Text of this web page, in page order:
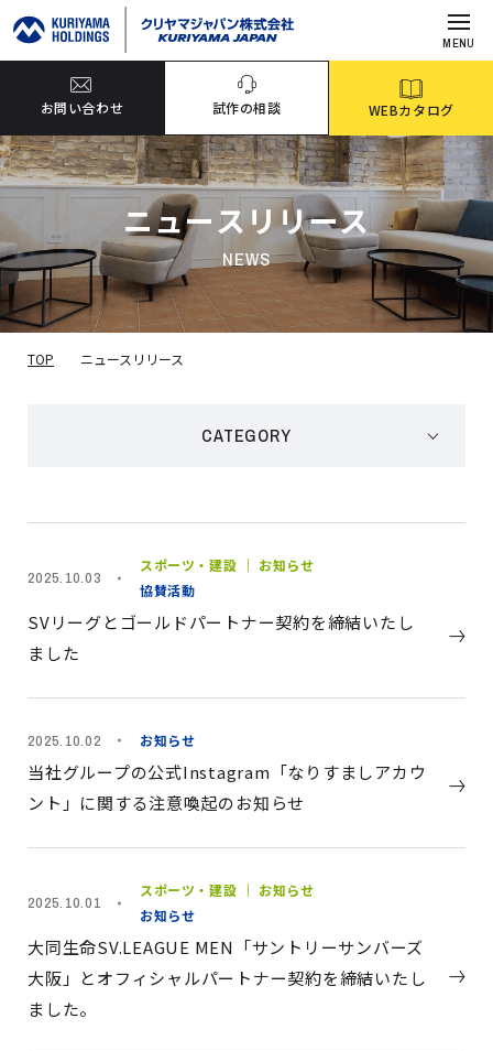
MENU
お問い合わせ 試作の相談 WEBカタログ
ニュースリリース
NEWS
TOP ニュースリリース
CATEGORY
2025.10.03
スポーツ・建設 ｜ お知らせ
協賛活動
SVリーグとゴールドパートナー契約を締結いたし
ました
2025.10.02 お知らせ
当社グループの公式Instagram「なりすましアカウ
ント」に関する注意喚起のお知らせ
2025.10.01
スポーツ・建設 ｜ お知らせ
お知らせ
大同生命SV.LEAGUE MEN「サントリーサンバーズ
大阪」とオフィシャルパートナー契約を締結いたし
ました。